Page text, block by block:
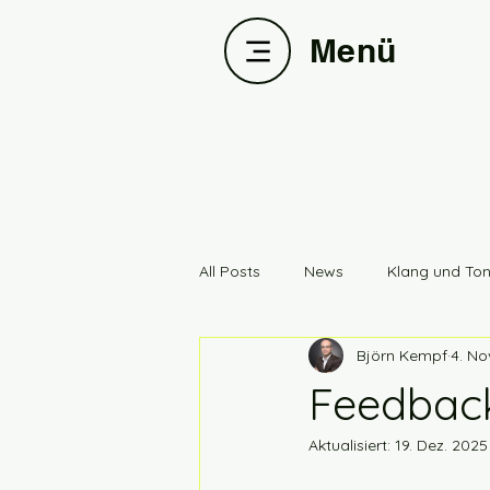
Menü
All Posts News Klang und Ton
CUBE-CHP90 3ALC
Entwicklung PYB_Streamer
Björn Kempf4.
Aktualisiert: 19. Dez. 2025